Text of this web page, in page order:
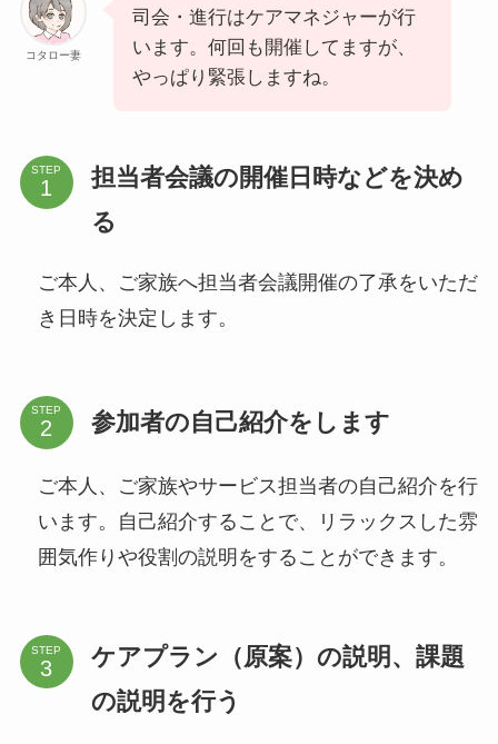
コタロー妻
司会・進行はケアマネジャーが行
います。何回も開催してますが、
やっぱり緊張しますね。
STEP
担当者会議の開催日時などを決め
る
ご本人、ご家族へ担当者会議開催の了承をいただ
き日時を決定します。
STEP 参加者の自己紹介をします
ご本人、ご家族やサービス担当者の自己紹介を行
います。自己紹介することで、リラックスした雰
囲気作りや役割の説明をすることができます。
STEP
ケアプラン（原案）の説明、課題
の説明を行う